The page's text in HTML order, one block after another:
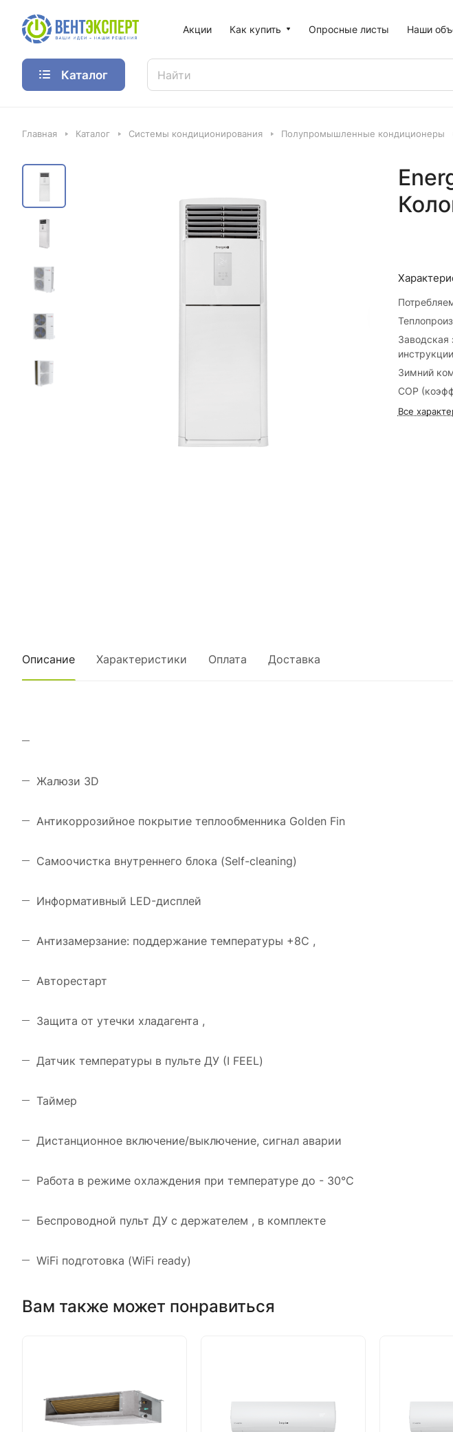
Акции Как купить Опросные листы Наши
Каталог
Главная Каталог Системы кондиционирования Полупромышленные кондиционеры
Заводская
Зимний
COP
Все
Описание Характеристики Оплата Доставка
Жалюзи 3D
Антикоррозийное покрытие теплообменника Golden Fin
Самоочистка внутреннего блока (Self-cleaning)
Информативный LED-дисплей
Антизамерзание: поддержание температуры +8С ,
Авторестарт
Защита от утечки хладагента ,
Датчик температуры в пульте ДУ (I FEEL)
Таймер
Дистанционное включение/выключение, сигнал аварии
Работа в режиме охлаждения при температуре до - 30°C
Беспроводной пульт ДУ с держателем , в комплекте
WiFi подготовка (WiFi ready)
Вам также может понравиться